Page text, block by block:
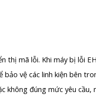
thị mã lỗi. Khi máy bị lỗi
vệ các linh kiện bên
không đúng mức yêu